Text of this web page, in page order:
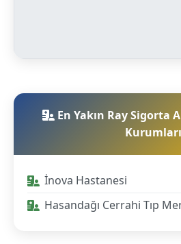
En Yakın Ray Sigorta
Kurumları
İnova Hastanesi
Hasandağı Cerrahi Tıp